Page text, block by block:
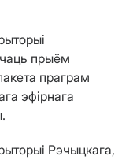
прыём
праграм
эфірнага
Рэчыцкага,